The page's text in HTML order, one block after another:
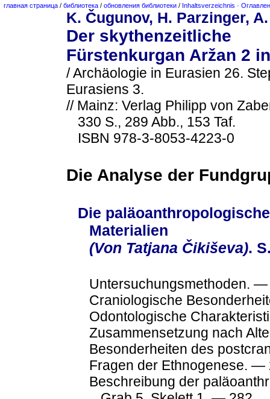
главная страница / библиотека / обновления библиотеки / Inhaltsverzeichnis ·
K. Čugunov, H. Parzinger,
Der skythenzeitliche
Fürstenkurgan Aržan 2
/ Archäologie in Eurasien 26.
Eurasiens 3.
// Mainz: Verlag Philipp von
330 S., 289 Abb., 153 Taf.
ISBN 978-3-8053-4223-0
Die Analyse der
Die
Materialien
(Von Tatjana Čikiševa).
Untersuchungsmethoden. —
Craniologische
Odontologische
Zusammensetzung nach
Besonderheiten des
Fragen der Ethnogenese. —
Beschreibung der